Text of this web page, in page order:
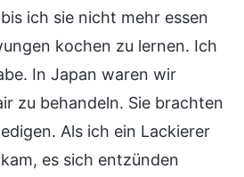
ich sie nicht mehr essen
kochen zu lernen. Ich
In Japan waren wir
zu behandeln. Sie brachten
Als ich ein Lackierer
es sich entzünden